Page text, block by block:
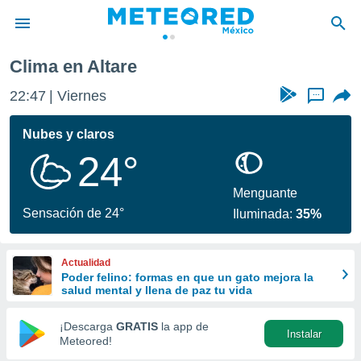
de
ha sido
calidad.
a este
las
y
forma
digital
basada
Clima en Altare
22:47 Viernes ...
Nubes y claros
24°
Sensación de 24°
Menguante
Iluminada:35%
Actualidad
Poder felino: formas en que un gato mejora la
salud mental y llena de paz tu vida
¡Descarga GRATIS la app de
Meteored!
Instalar